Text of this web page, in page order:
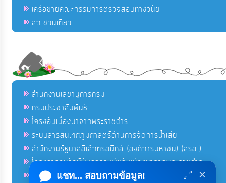
เครือข่ายคณะกรรมการตรวจสอบทางวินัย
สถ.ชวนเที่ยว
สำนักงานเลขานุการกรม
กรมประชาสัมพันธ์
โครงอันเนื่องมาจากพระราชดำริ
ระบบสารสนเทศภูมิศาสตร์ด้านการจัดการน้ำเสีย
สำนักงานรัฐบาลอิเล็กทรอนิกส์ (องค์การมหาชน) (สรอ.)
โครงการอนุรักษ์พันธุกรรมพืชอันเนื่องมาจากพระราชดำริ
คลังข่าวมหาไทย
แชท... สอบถามข้อมูล! ×